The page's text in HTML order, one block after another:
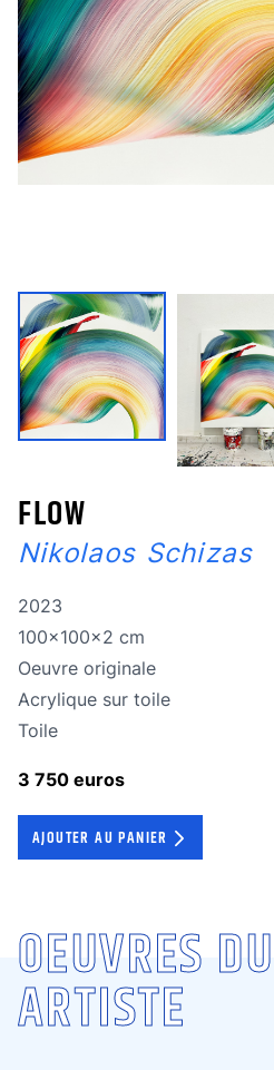
FLOW
Nikolaos Schizas
Année de réalisation
2023
Dimensions
100x100x2 cm
Oeuvre originale
Oeuvre originale
Technique
Acrylique sur toile
Technique
Toile
3 750 euros
AJOUTER AU PANIER
OEUVRES
ARTISTE